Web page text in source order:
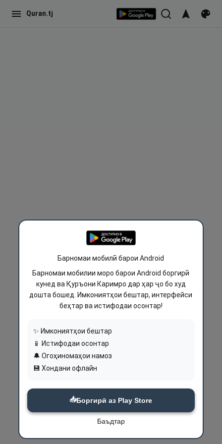
Quran.tj
Барномаи мобилӣ барои Android
Барномаи мобилии моро барои Android боргирӣ
кунед ва Қуръони Каримро дар ҳар ҷо бо худ
дошта бошед. Имкониятҳои бештар, интерфейси
беҳтар ва истифодаи осонтар!
✨ Имкониятҳои бештар
📱 Истифодаи осонтар
🔔 Огоҳиномаҳои намоз
💾 Хондани офлайн
📥Боргирӣ аз Play Store
Баъдтар